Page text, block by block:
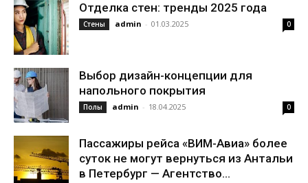
Отделка стен: тренды 2025 года
Стены admin - 01.03.2025 0
Выбор дизайн-концепции для
напольного покрытия
Полы admin - 18.04.2025 0
Пассажиры рейса «ВИМ-Авиа» более
суток не могут вернуться из Антальи
в Петербург — Агентство...